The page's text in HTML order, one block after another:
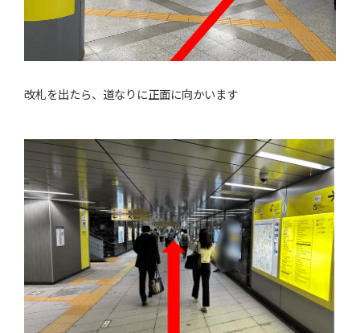
改札を出たら、道なりに正面に向かいます